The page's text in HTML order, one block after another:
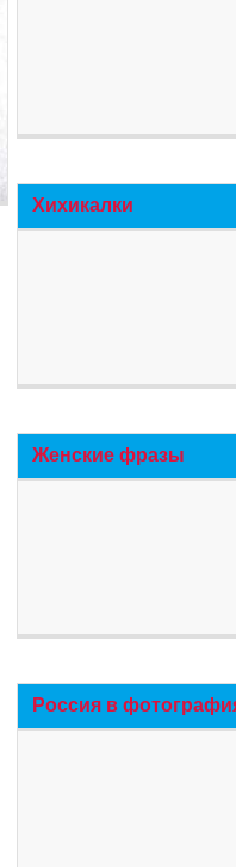
Хихикалки
Женские фразы
Россия в